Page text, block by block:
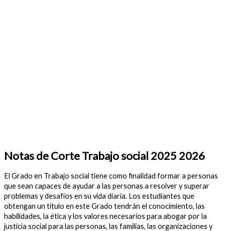
Notas de Corte Trabajo social 2025 2026
El Grado en Trabajo social tiene como finalidad formar a personas
que sean capaces de ayudar a las personas a resolver y superar
problemas y desafíos en su vida diaria. Los estudiantes que
obtengan un título en este Grado tendrán el conocimiento, las
habilidades, la ética y los valores necesarios para abogar por la
justicia social para las personas, las familias, las organizaciones y